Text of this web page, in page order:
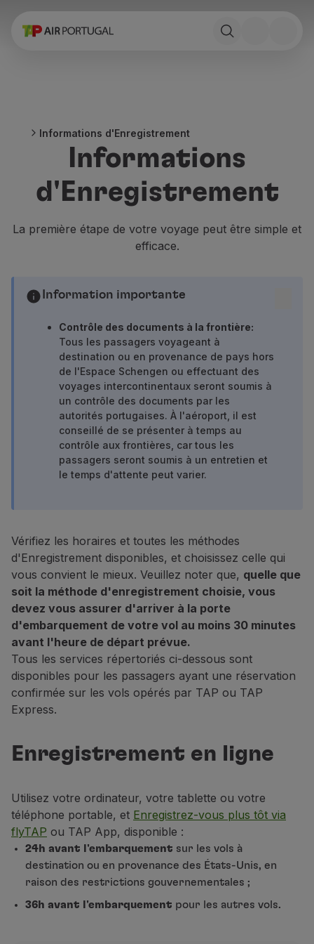
Réserver
Stopover
Informations de voyage
Besoins spéciaux
Voyager avec des animaux
Bébés et enfants
Vols en Business
Vols en Economy Prime
Vols en Economy
Repas à bord
Divertissements
Gérer de réservation
Gestion des Réserves
Extras et Upgrades
Facture en ligne
Bons TAP
Enregistrement
Informations d'Enregistrement
TAP Miles&Go
Programme TAP Miles&Go
Découvrez le Programme
Accumuler des miles
Utiliser des miles
Partenaires
Club TAP Miles&Go
Promotions et Offres
Centre d'aide
Demandes et réclamations
Contacts
Remboursements
Facture en ligne
Bagages perdus / endommagés
Vol retardé / annulé
Informations d'Enregistrement
Informations
d'Enregistrement
La première étape de votre voyage peut être simple et
efficace.
Information importante
Contrôle des documents à la frontière:
Tous les passagers voyageant à
destination ou en provenance de pays hors
de l'Espace Schengen ou effectuant des
voyages intercontinentaux seront soumis à
un contrôle des documents par les
autorités portugaises. À l'aéroport, il est
conseillé de se présenter à temps au
contrôle aux frontières, car tous les
passagers seront soumis à un entretien et
le temps d'attente peut varier.
Vérifiez les horaires et toutes les méthodes
d'Enregistrement disponibles, et choisissez celle qui
vous convient le mieux. Veuillez noter que, quelle que
soit la méthode d'enregistrement choisie, vous
devez vous assurer d'arriver à la porte
d'embarquement de votre vol au moins 30 minutes
avant l'heure de départ prévue.
Tous les services répertoriés ci-dessous sont
disponibles pour les passagers ayant une réservation
confirmée sur les vols opérés par TAP ou TAP
Express.
Enregistrement en ligne
Utilisez votre ordinateur, votre tablette ou votre
téléphone portable, et Enregistrez-vous plus tôt via
flyTAP ou TAP App, disponible :
24h avant l'embarquement sur les vols à
destination ou en provenance des États-Unis, en
raison des restrictions gouvernementales ;
36h avant l'embarquement pour les autres vols.